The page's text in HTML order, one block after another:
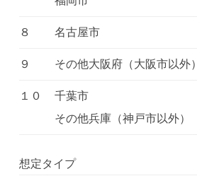
８ 名古屋市
９ その他大阪府（大阪市以外）
１０
千葉市
その他兵庫（神戸市以外）
想定タイプ